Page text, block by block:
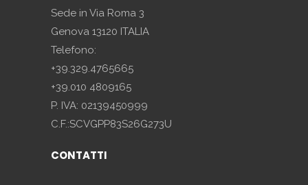
Sede in Via Roma 3
Genova 13120 ITALIA
Telefono:
+39.329.4765665
+39.010 4809165
P. IVA: 02139450999
C.F.:SCVGPP83S26G273U
CONTATTI